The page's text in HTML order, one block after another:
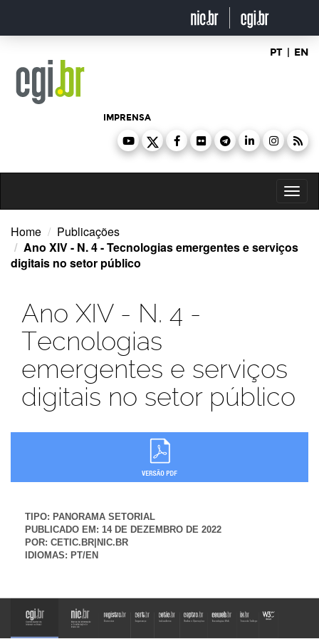
o
PT | EN
IMPRENSA
Home
Publicações
Ano XIV - N. 4 - Tecnologias emergentes e serviços
digitais no setor público
Ano XIV - N. 4 -
Tecnologias
emergentes e serviços
digitais no setor público
TIPO: PANORAMA SETORIAL
PUBLICADO EM: 14 DE DEZEMBRO DE 2022
POR: CETIC.BR|NIC.BR
IDIOMAS: PT/EN